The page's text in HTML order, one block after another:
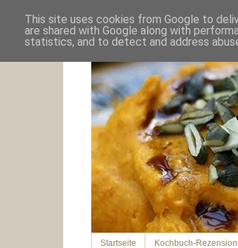
Startseite Kochbuch-
This site uses cookies from Google to
are shared with Google along with
statistics, and to detect and address